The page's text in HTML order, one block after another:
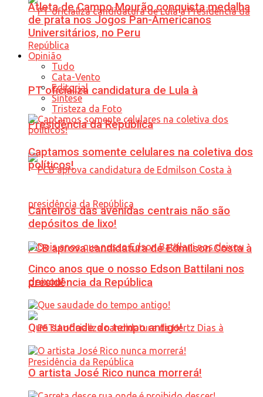
PT oficializa candidatura de Lula à
Presidência da República
PCB aprova candidatura de Edmilson Costa à
presidência da República
Atleta de Campo Mourão conquista medalha
de prata nos Jogos Pan-Americanos
Universitários, no Peru
Opinião
Tudo
Cata-Vento
Editorial
Síntese
Tristeza da Foto
Captamos somente celulares na coletiva dos
políticos!
Canteiros das avenidas centrais não são
depósitos de lixo!
Cinco anos que o nosso Edson Battilani nos
deixou!
Que saudade do tempo antigo!
O artista José Rico nunca morrerá!